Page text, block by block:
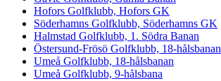
Hofors Golfklubb, Hofors GK
Söderhamns Golfklubb, Söderhamns GK
Halmstad Golfklubb, 1. Södra Banan
Östersund-Frösö Golfklubb, 18-hålsbanan
Umeå Golfklubb, 18-hålsbanan
Umeå Golfklubb, 9-hålsbana